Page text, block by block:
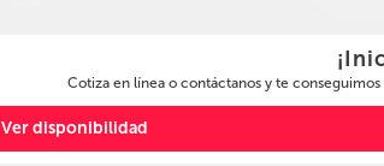
Cotiza en línea o contáctanos y te conseguimos
Ver disponibilidad